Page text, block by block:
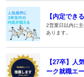
【内定でき
2営業日以内に
あります。
【27卒】人
ーク就職エ